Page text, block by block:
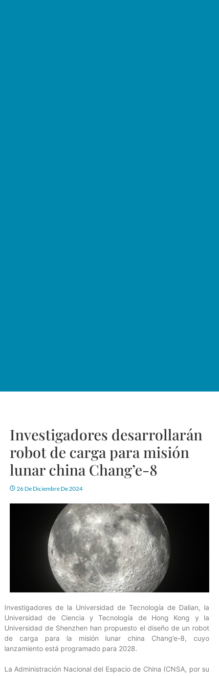
Investigadores desarrollarán
robot de carga para misión
lunar china Chang’e-8
26 De Diciembre De 2024
Investigadores de la Universidad de Tecnología de Dalian, la
Universidad de Ciencia y Tecnología de Hong Kong y la
Universidad de Shenzhen han propuesto el diseño de un robot
de carga para la misión lunar china Chang’e-8, cuyo
lanzamiento está programado para 2028.
La Administración Nacional del Espacio de China (CNSA, por su